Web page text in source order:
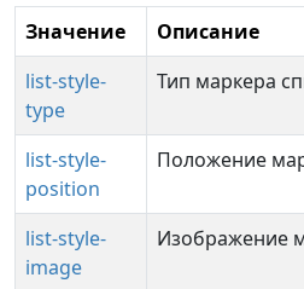
Значение
Описание
list-style-
type
Тип маркера
list-style-
position
Положение
list-style-
image
Изображение